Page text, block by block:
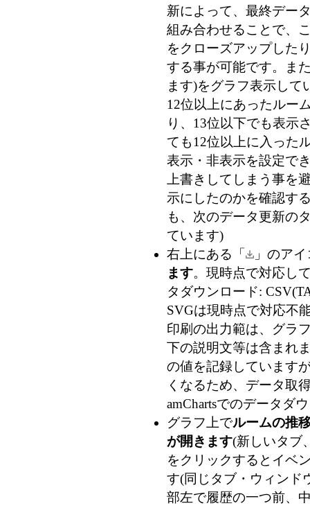
新によって、最終デー
組み合わせることで、
をクローズアップした
する事が可能です。ま
ます)をグラフ表示して
12位以上にあったルー
り、13位以下でも表示
ても12位以上に入った
表示・非表示を設定で
上書きしてしまう事を
示にしたのかを確認す
も、次のデータ更新の
ています)
右上にある「
」のアイ
ます。現時点で対応し
タダウンロード:
SVGは現時点で対応不
印刷の出力範は、グラ
下の説明文等は含まれ
の値を記録しています
くなるため、データ取
amChartsでのデータダ
グラフ上でルームの推
が開きます(新しいタブ
をクリックするとイベ
す(同じタブ・ウィンド
部左で履歴の一つ前、